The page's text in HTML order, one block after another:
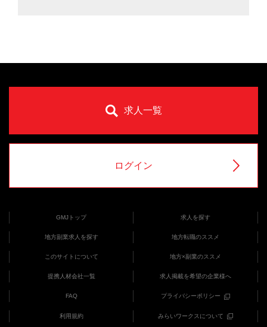
求人一覧
ログイン
GMJトップ 求人を探す
地方副業求人を探す 地方転職のススメ
このサイトについて 地方×副業のススメ
提携人材会社一覧 求人掲載を希望の企業様へ
FAQ プライバシーポリシー
利用規約 みらいワークスについて